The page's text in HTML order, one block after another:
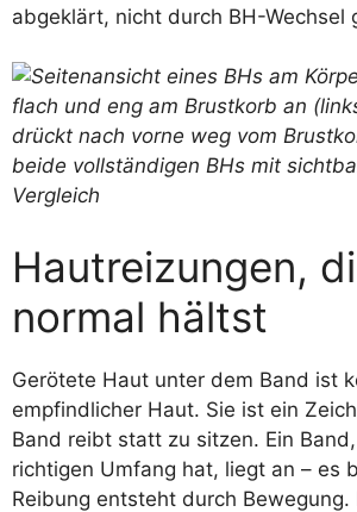
abgeklärt, nicht durch BH-Wechsel
Hautreizungen,
normal hältst
Gerötete Haut unter dem Band ist
empfindlicher Haut. Sie ist ein
Band reibt statt zu sitzen. Ein
richtigen Umfang hat, liegt an – es
Reibung entsteht durch Bewegung.